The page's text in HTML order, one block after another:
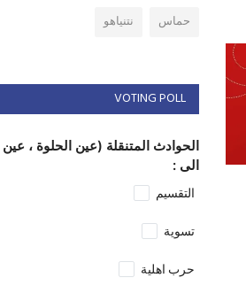
حماس
نتنياهو
VOTING POLL
الحوادث المتنقلة (عين الحلوة ،
الى :
التقسيم
تسوية
حرب اهلية